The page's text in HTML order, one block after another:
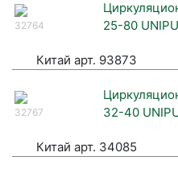
32764
25-80
Китай арт. 93873
32767
32-40
Китай арт. 34085